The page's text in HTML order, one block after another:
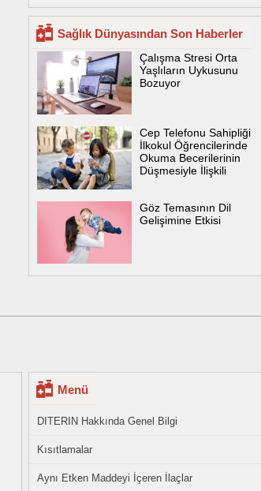
Sağlık Dünyasından Son Haberler
Çalışma Stresi Orta
Yaşlıların Uykusunu
Bozuyor
Cep Telefonu Sahipliği
İlkokul Öğrencilerinde
Okuma Becerilerinin
Düşmesiyle İlişkili
Göz Temasının Dil
Gelişimine Etkisi
Menü
DITERIN Hakkında Genel Bilgi
Kısıtlamalar
Aynı Etken Maddeyi İçeren İlaçlar